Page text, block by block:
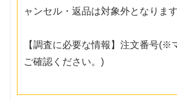
ャンセル・返品は対象外となります
【調査に必要な情報】注文番号(※
ご確認ください。)